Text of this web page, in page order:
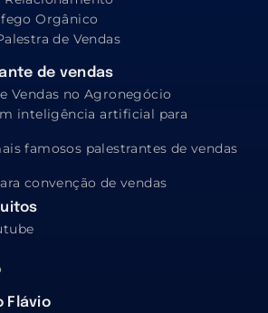
Orgânico
de Vendas
de vendas
Vendas no Agronegócio
inteligência artificial para
famosos palestrantes de vendas
convenção de vendas
Flávio